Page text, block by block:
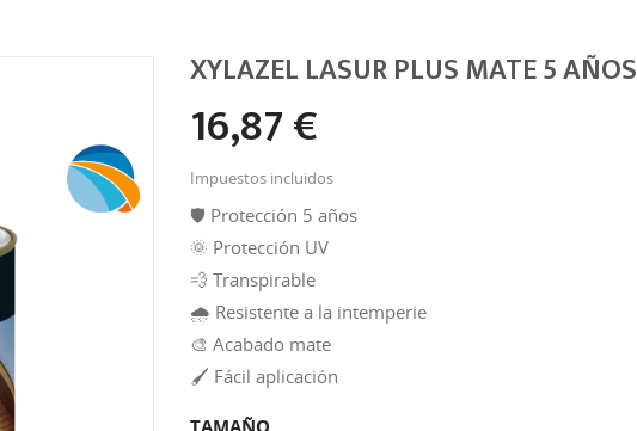
XYLAZEL LASUR PLUS MATE 5 AÑOS
16,87 €
Impuestos incluidos
🛡️ Protección 5 años
🌞 Protección UV
💨 Transpirable
🌧️ Resistente a la intemperie
🎨 Acabado mate
🖌️ Fácil aplicación
TAMAÑO